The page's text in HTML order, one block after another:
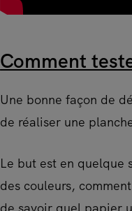
Comment
Une bonne façon de
de réaliser une
Le but est en quelque
des couleurs,